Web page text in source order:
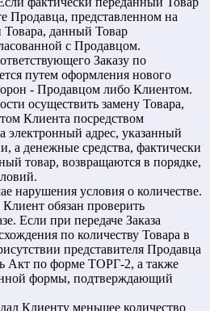
Продавца, представленном на
Товара, данный Товар
с Продавцом.
Заказу по
путем оформления нового
- Продавцом либо Клиентом.
осуществить замену Товара,
Клиента посредством
электронный адрес, указанный
а денежные средства, фактически
товар, возвращаются в порядке,
нарушения условия о количестве.
обязан проверить
Если при передаче Заказа
по количеству Товара в
представителя Продавца
Акт по форме ТОРГ-2, а также
формы, подтверждающий
Клиенту меньшее количество